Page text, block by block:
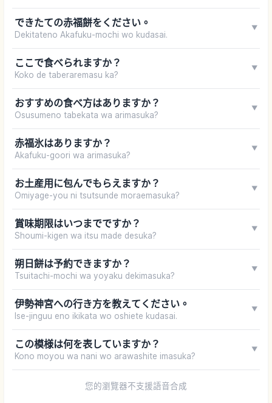
できたての赤福餅をください。
Dekitateno Akafuku-mochi wo kudasai.
▼
ここで食べられますか？
Koko de taberaremasu ka?
▼
おすすめの食べ方はありますか？
Osusumeno tabekata wa arimasuka?
▼
赤福氷はありますか？
Akafuku-goori wa arimasuka?
▼
お土産用に包んでもらえますか？
Omiyage-you ni tsutsunde moraemasuka?
▼
賞味期限はいつまでですか？
Shoumi-kigen wa itsu made desuka?
▼
朔日餅は予約できますか？
Tsuitachi-mochi wa yoyaku dekimasuka?
▼
伊勢神宮への行き方を教えてください。
Ise-jinguu eno ikikata wo oshiete kudasai.
▼
この模様は何を表していますか？
Kono moyou wa nani wo arawashite imasuka?
▼
您的瀏覽器不支援語音合成